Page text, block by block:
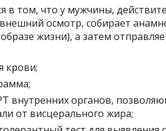
в том, что у мужчины,
осмотр, собирает
жизни), а затем
крови;
внутренних органов,
от висцерального жира;